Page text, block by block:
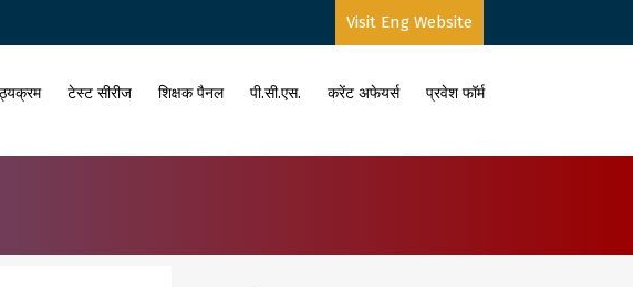
Visit Eng Website
टेस्ट सीरीज शिक्षक पैनल पी.सी.एस. करेंट अफेयर्स प्रवेश फॉर्म